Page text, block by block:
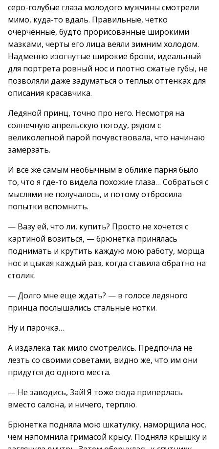
серо-голубые глаза молодого мужчины смотрели
мимо, куда-то вдаль. Правильные, четко
очерченные, будто прорисованные широкими
мазками, черты его лица веяли зимним холодом.
Надменно изогнутые широкие брови, идеальный
для портрета ровный нос и плотно сжатые губы, не
позволяли даже задуматься о теплых оттенках для
описания красавчика.
Ледяной принц, точно про него. Несмотря на
солнечную апрельскую погоду, рядом с
великолепной парой почувствовала, что начинаю
замерзать.
И все же самым необычным в облике парня было
то, что я где-то видела похожие глаза… Собраться с
мыслями не получалось, и потому отбросила
попытки вспомнить.
— Вазу ей, что ли, купить? Просто не хочется с
картиной возиться, — брюнетка принялась
поднимать и крутить каждую мою работу, морща
нос и цыкая каждый раз, когда ставила обратно на
столик.
— Долго мне еще ждать? — в голосе ледяного
принца послышались стальные нотки.
Ну и парочка…
А издалека так мило смотрелись. Предпочла не
лезть со своими советами, видно же, что им они
придутся до одного места.
— Не заводись, Зай! Я тоже сюда приперлась
вместо салона, и ничего, терплю.
Брюнетка подняла мою шкатулку, наморщила нос,
чем напомнила гримасой крысу. Подняла крышку и